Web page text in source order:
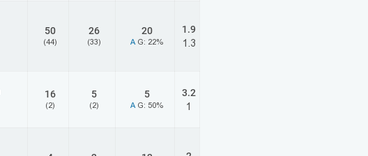
50
(44)
26
(33)
20
A G: 22%
1.9
1.3
16
(2)
5
(2)
5
A G: 50%
3.2
1